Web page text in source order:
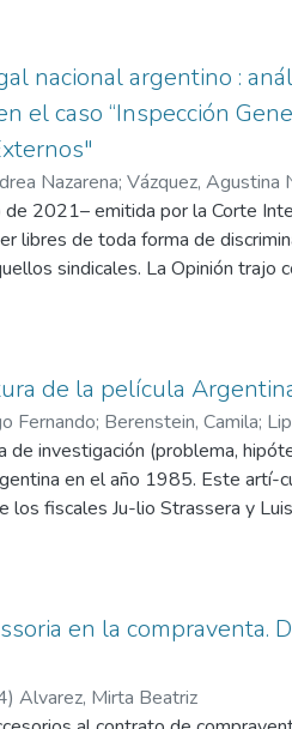
nacional argentino :
el caso “Inspección
Nazarena; Vázquez, Agustina
2021– emitida por la Corte
libres de toda forma de
sindicales. La Opinión trajo
la igualdad de este
participación de las mujeres
discursivos homólogos
de Justicia y la Corte
el estudio de “Empresas y
de instrumentos normativos
humanos al llevar a
de la película
Fernando; Berenstein, Camila;
investigación (problema,
en el año 1985. Este artí-
fiscales Ju-lio Strassera y Luis
institucional de llevar a juicio
militar por jueces civiles.
de amenazas y presiones
recurriremos a contextualizar
en Argentina. A continuación,
¿a qué hipótesis arribaron
en la compraventa.
) Alvarez, Mirta Beatriz